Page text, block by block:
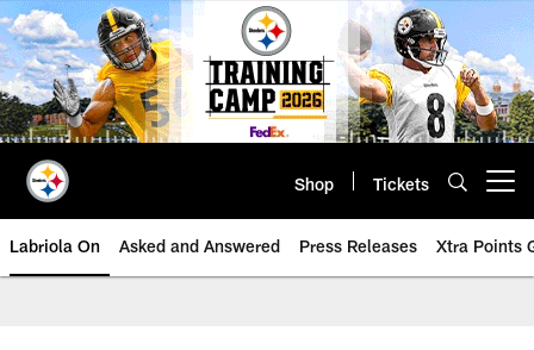
Skip
to
main
content
Shop Tickets
Labriola On Asked and Answered Press Releases Xtra Points